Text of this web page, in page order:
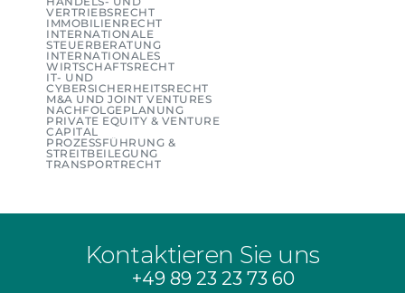
VERTRIEBSRECHT
IMMOBILIENRECHT
INTERNATIONALE
STEUERBERATUNG
INTERNATIONALES
WIRTSCHAFTSRECHT
IT- UND
CYBERSICHERHEITSRECHT
M&A UND JOINT VENTURES
NACHFOLGEPLANUNG
PRIVATE EQUITY & VENTURE
CAPITAL
PROZESSFÜHRUNG &
STREITBEILEGUNG
TRANSPORTRECHT
Kontaktieren Sie uns
+49 89 23 23 73 60